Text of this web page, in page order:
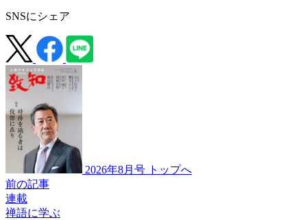
SNSにシェア
2026年8月号 トップへ
前の記事
連載
禅語に学ぶ